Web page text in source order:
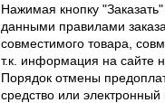
Нажимая кнопку
данными правилами заказа
совместимого товара,
т.к. информация на сайте
Порядок отмены
средство или